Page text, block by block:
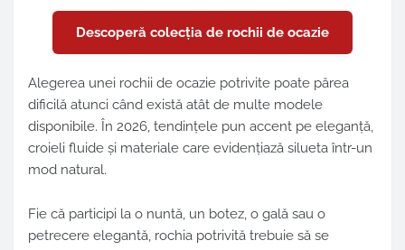
Descoperă colecția de rochii de ocazie
Alegerea unei rochii de ocazie potrivite poate părea
dificilă atunci când există atât de multe modele
disponibile. În 2026, tendințele pun accent pe eleganță,
croieli fluide și materiale care evidențiază silueta într-un
mod natural.
Fie că participi la o nuntă, un botez, o gală sau o
petrecere elegantă, rochia potrivită trebuie să se